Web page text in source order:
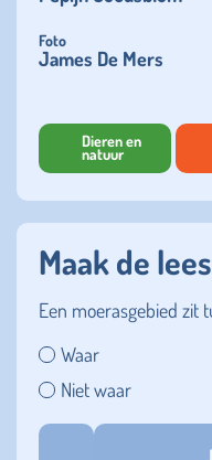
Foto
James De Mers
Dieren en
natuur
Maak de
Een moerasgebied zit
Waar
Niet waar